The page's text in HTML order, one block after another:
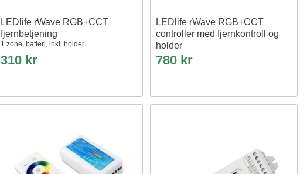
LEDlife rWave RGB+CCT
fjernbetjening
1 zone, batteri, inkl. holder
310 kr
LEDlife rWave RGB+CCT
controller med fjernkontroll og
holder
12V (180W), 24V (360W)
780 kr